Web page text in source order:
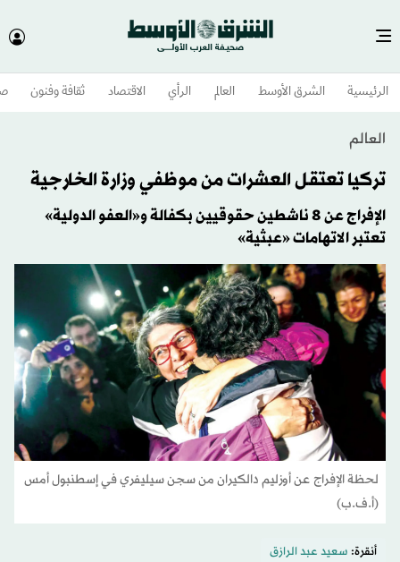
الرئيسية الشرق الأوسط​ العالم الرأي الاقتصاد ثقافة وفنون
العالم
تركيا تعتقل العشرات من موظفي وزارة الخارجية
الإفراج عن 8 ناشطين حقوقيين بكفالة و«العفو الدولية»
تعتبر الاتهامات «عبثية»
لحظة الإفراج عن أوزليم دالكيران من سجن سيليفري في إسطنبول أمس
(أ.ف.ب)
أنقرة: سعيد عبد الرازق